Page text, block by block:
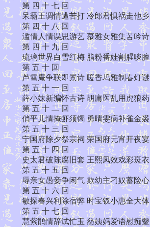
第 四 十 七 回
呆霸王调情遭苦打 冷郎君惧祸走他乡
第 四 十 八 回
滥情人情误思游艺 慕雅女雅集苦吟诗
第 四 十 九 回
琉璃世界白雪红梅 脂粉番娃割腥啖膻
第 五 十 回
芦雪庵争联即景诗 暖香坞雅制春灯谜
第 五 十 一 回
薛小妹新编怀古诗 胡庸医乱用虎狼药
第 五 十 二 回
俏平儿情掩虾须镯 勇晴雯病补雀金裘
第 五 十 三 回
宁国府除夕祭宗祠 荣国府元宵开夜宴
第 五 十 四 回
史太君破陈腐旧套 王熙凤效戏彩斑衣
第 五 十 五 回
辱亲女愚妾争闲气 欺幼主刁奴蓄险心
第 五 十 六 回
敏探春兴利除宿弊 时宝钗小惠全大体
第 五 十 七 回
慧紫鹃情辞试忙玉 慈姨妈爱语慰痴颦